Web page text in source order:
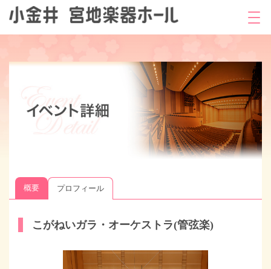
概要 プロフィール
こがねいガラ・オーケストラ(管弦楽)